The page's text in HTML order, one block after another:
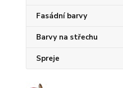
Fasádní barvy
Barvy na střechu
Spreje